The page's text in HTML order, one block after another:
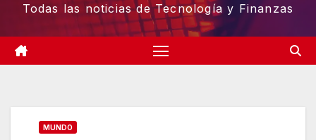
Todas las noticias de Tecnología y Finanzas
MUNDO